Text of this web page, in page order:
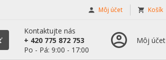
Môj účet Košík
Kontaktujte nás
+ 420 775 872 753
Po - Pá: 9:00 - 17:00
Môj účet